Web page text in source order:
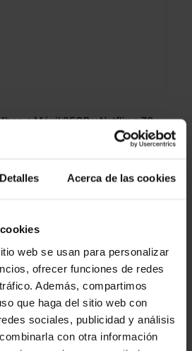
Detalles Acerca de las cookies
web se usan para personalizar
ofrecer funciones de redes
Además, compartimos
que haga del sitio web con
sociales, publicidad y análisis
con otra información
+ Móvil 25GB y Netflix + 70